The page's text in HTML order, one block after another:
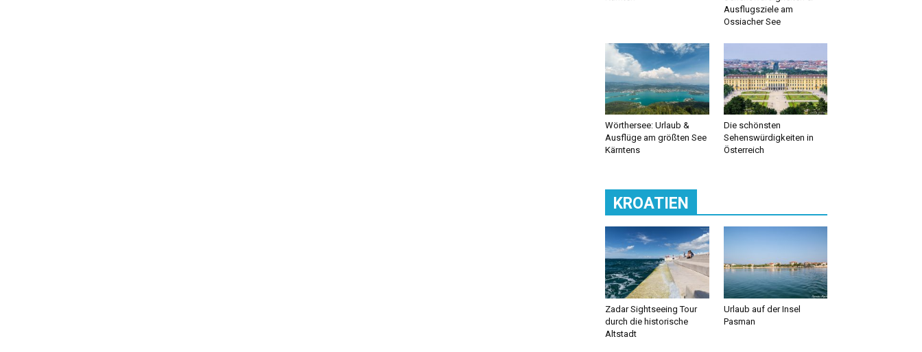
Ausflugsziele am
Ossiacher See
Wörthersee: Urlaub &
Ausflüge am größten See
Kärntens
Die schönsten
Sehenswürdigkeiten in
Österreich
KROATIEN
Zadar Sightseeing Tour
durch die historische
Altstadt
Urlaub auf der Insel
Pasman